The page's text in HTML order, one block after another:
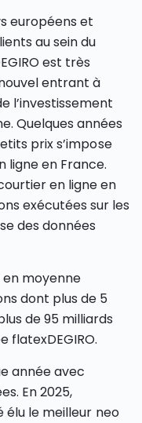
européens et
au sein du
est très
entrant à
l’investissement
Quelques années
prix s’impose
ligne en France.
en ligne en
exécutées sur les
des données
en moyenne
dont plus de 5
de 95 milliards
flatexDEGIRO.
année avec
En 2025,
élu le meilleur neo